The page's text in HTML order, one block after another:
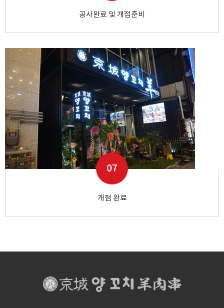
공사완료 및 개점준비
07
개점 완료